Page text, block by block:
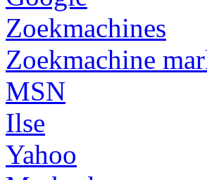
Zoekmachines
Zoekmachine
MSN
Ilse
Yahoo